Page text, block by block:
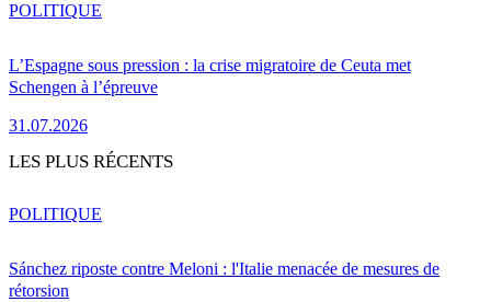
L’Espagne sous pression : la crise migratoire de Ceuta met
Schengen à l’épreuve
31.07.2026
POLITIQUE
LES PLUS RÉCENTS
Sánchez riposte contre Meloni : l'Italie menacée de mesures de
rétorsion
POLITIQUE